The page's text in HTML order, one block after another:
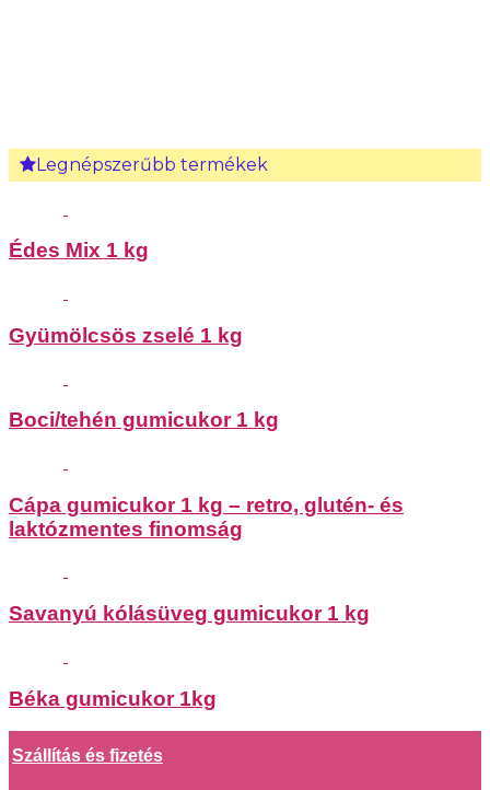
Legnépszerűbb termékek
Édes Mix 1 kg
Gyümölcsös zselé 1 kg
Boci/tehén gumicukor 1 kg
Cápa gumicukor 1 kg – retro, glutén- és
laktózmentes finomság
Savanyú kólásüveg gumicukor 1 kg
Béka gumicukor 1kg
Szállítás és fizetés